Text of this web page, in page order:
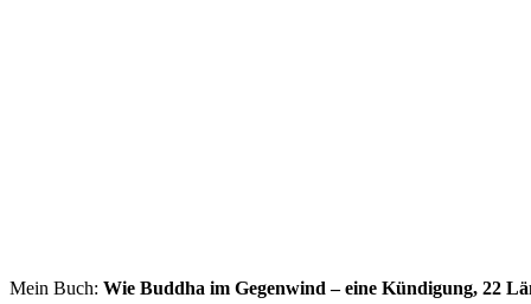
Mein Buch: Wie Buddha im Gegenwind – eine Kündigung, 22